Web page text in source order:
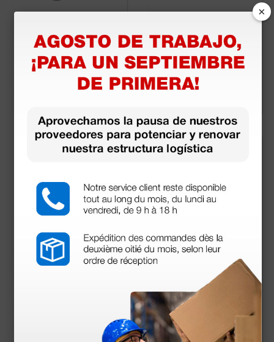
- wireless - opción d
e medición con sens
ores externos
53,00 €100,00 €
Gima
14,49 €21,00 €
(Precio sin IVA)
Sonda SpO2 para pul
más opciones
Pulsioxímetro Oxy-2
15,15 €
(Precio sin IVA)
×